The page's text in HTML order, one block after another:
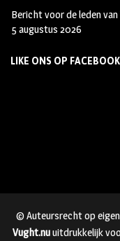
Bericht voor de leden
5 augustus 2026
LIKE ONS OP
© Auteursrecht op
Vught.nuuitdrukkelijk